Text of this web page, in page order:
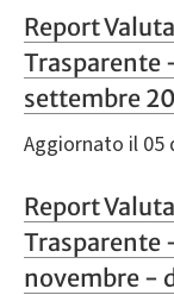
Report
Trasparente
settembre
Aggiornato il 05
Report
novembre -